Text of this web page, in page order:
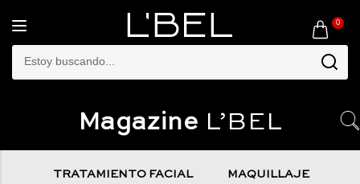
0
Magazine L’BEL
TRATAMIENTO FACIAL MAQUILLAJE